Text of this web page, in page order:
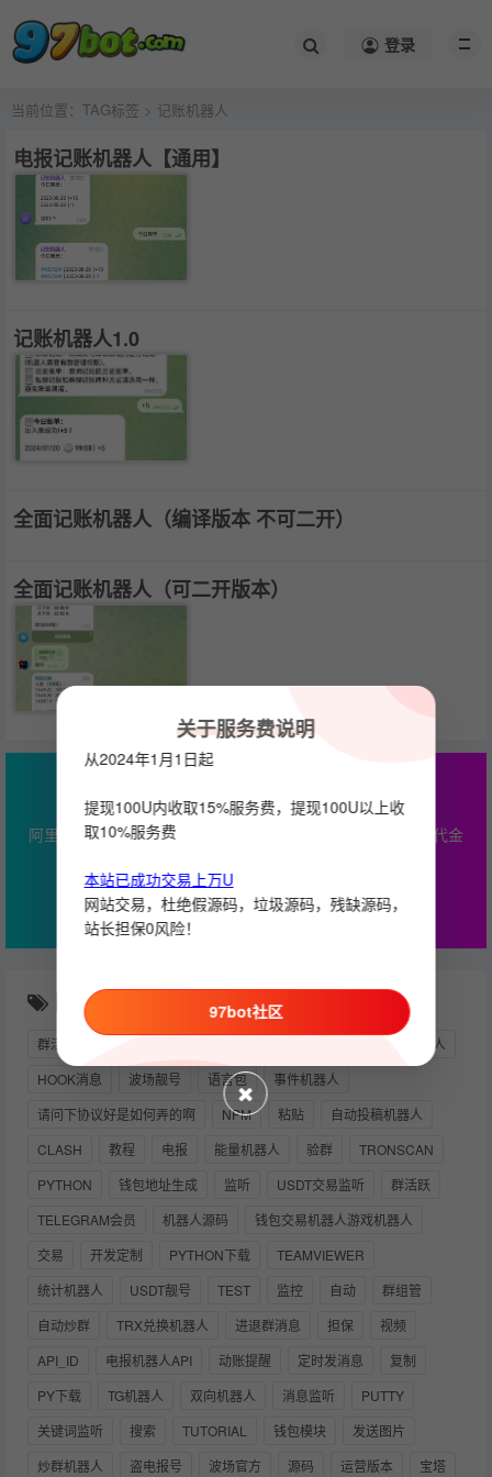
登录
当前位置： TAG标签 > 记账机器人
电报记账机器人【通用】
记账机器人1.0
全面记账机器人（编译版本 不可二开）
全面记账机器人（可二开版本）
最高￥2000云产品通用代金券
阿里云专属优惠，本站服务器推荐，最高￥2000云产品通用代金
立即查看
随机推荐
群活跃机器人
搜索机器人
HOOK消息
波场靓号 语言包
事件机器人
请问下协议好是如何弄的啊
NPM 粘贴
自动投稿机器人
CLASH
教程 电报 能量机器人 验群
TRONSCAN
PYTHON
钱包地址生成 监听 USDT交易监听
群活跃
TELEGRAM会员
机器人源码
钱包交易机器人游戏机器人
交易
开发定制 PYTHON下载
TEAMVIEWER
统计机器人
USDT靓号 TEST 监控 自动
群组管
自动炒群
TRX兑换机器人 进退群消息 担保
视频
API_ID
电报机器人API 动账提醒 定时发消息
复制
PY下载
TG机器人 双向机器人 消息监听
PUTTY
关键词监听
搜索 TUTORIAL 钱包模块
发送图片
炒群机器人
盗电报号 波场官方 源码 运营版本 宝塔
关于服务费说明
从2024年1月1日起
提现100U内收取15%服务费，提现100U以上收
取10%服务费
本站已成功交易上万U
网站交易，杜绝假源码，垃圾源码，残缺源码，
站长担保0风险！
97bot社区